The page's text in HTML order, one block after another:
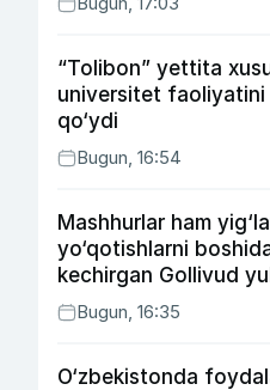
“Tolibon” yettita
universitet faoliyatini
qo‘ydi
Bugun, 16:54
Mashhurlar ham
yo‘qotishlarni
kechirgan Gollivud
Bugun, 16:35
O‘zbekistonda